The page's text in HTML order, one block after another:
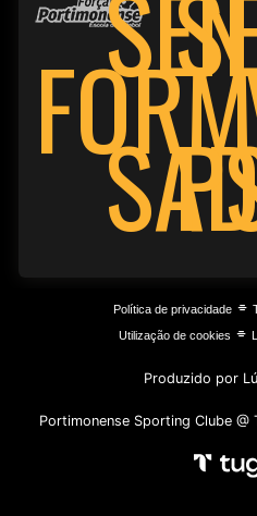
Política de privacidade⌯
Utilização de cookies ⌯
Produzido por
Portimonense Sporting Clube